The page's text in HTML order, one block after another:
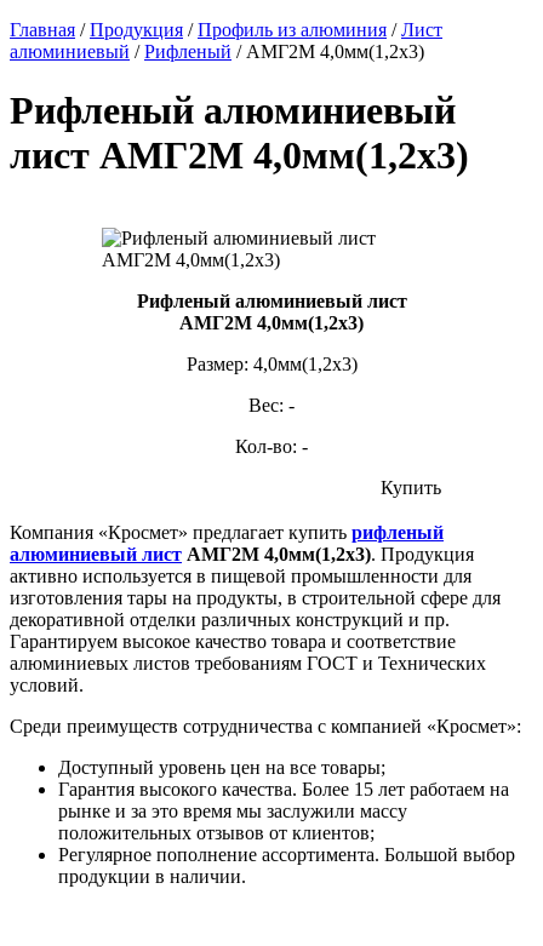
Главная /Продукция /Профиль из алюминия /Лист
алюминиевый /Рифленый / АМГ2М 4,0мм(1,2х3)
Рифленый алюминиевый
лист АМГ2М 4,0мм(1,2х3)
Рифленый алюминиевый лист
АМГ2М 4,0мм(1,2х3)
Размер: 4,0мм(1,2х3)
Вес: -
Кол-во: -
Купить
Компания «Кросмет» предлагает купить рифленый
алюминиевый лист АМГ2М 4,0мм(1,2х3). Продукция
активно используется в пищевой промышленности для
изготовления тары на продукты, в строительной сфере для
декоративной отделки различных конструкций и пр.
Гарантируем высокое качество товара и соответствие
алюминиевых листов требованиям ГОСТ и Технических
условий.
Среди преимуществ сотрудничества с компанией «Кросмет»:
Доступный уровень цен на все товары;
Гарантия высокого качества. Более 15 лет работаем на
рынке и за это время мы заслужили массу
положительных отзывов от клиентов;
Регулярное пополнение ассортимента. Большой выбор
продукции в наличии.